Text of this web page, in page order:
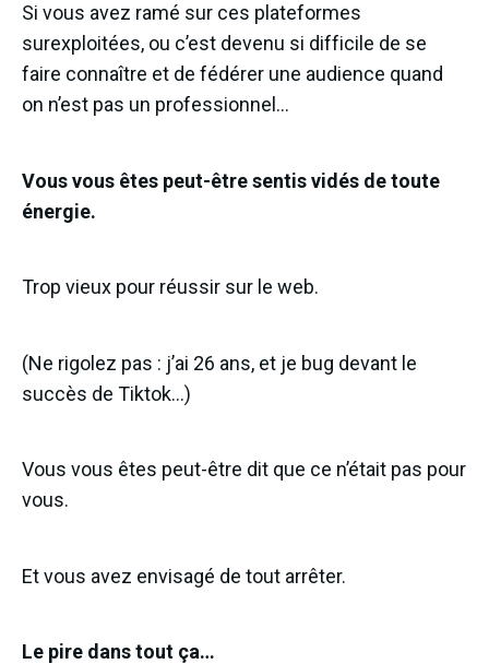
Si vous avez ramé sur ces plateformes
surexploitées, ou c’est devenu si difficile de se
faire connaître et de fédérer une audience quand
on n’est pas un professionnel…
Vous vous êtes peut-être sentis vidés de toute
énergie.
Trop vieux pour réussir sur le web.
(Ne rigolez pas : j’ai 26 ans, et je bug devant le
succès de Tiktok…)
Vous vous êtes peut-être dit que ce n’était pas pour
vous.
Et vous avez envisagé de tout arrêter.
Le pire dans tout ça…